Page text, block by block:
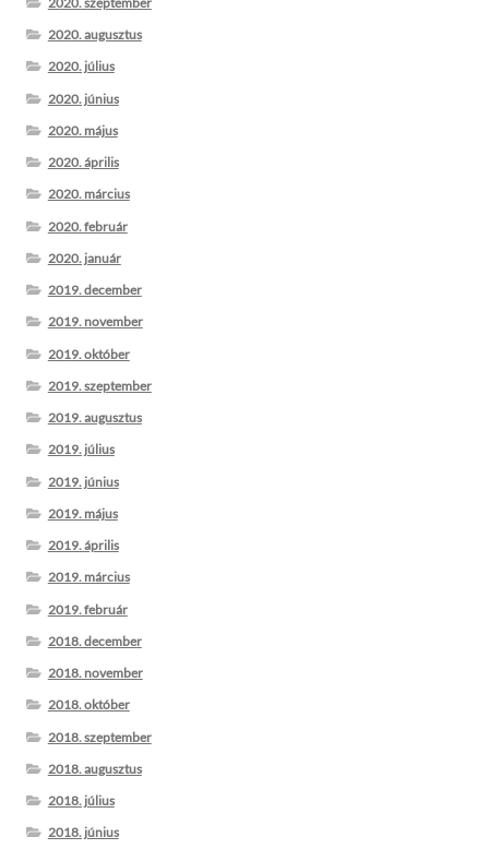
2020. augusztus
2020. július
2020. június
2020. május
2020. április
2020. március
2020. február
2020. január
2019. december
2019. november
2019. október
2019. szeptember
2019. augusztus
2019. július
2019. június
2019. május
2019. április
2019. március
2019. február
2018. december
2018. november
2018. október
2018. szeptember
2018. augusztus
2018. július
2018. június